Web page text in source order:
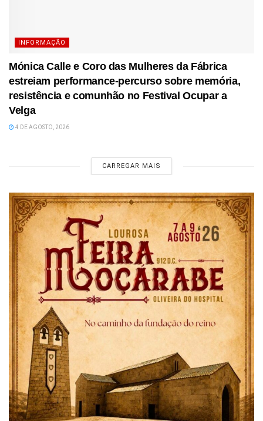
INFORMAÇÃO
Mónica Calle e Coro das Mulheres da Fábrica
estreiam performance-percurso sobre memória,
resistência e comunhão no Festival Ocupar a
Velga
4 DE AGOSTO, 2026
CARREGAR MAIS